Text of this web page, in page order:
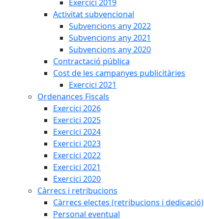
Exercici 2019
Activitat subvencional
Subvencions any 2022
Subvencions any 2021
Subvencions any 2020
Contractació pública
Cost de les campanyes publicitàries
Exercici 2021
Ordenances Fiscals
Exercici 2026
Exercici 2025
Exercici 2024
Exercici 2023
Exercici 2022
Exercici 2021
Exercici 2020
Càrrecs i retribucions
Càrrecs electes (retribucions i dedicació)
Personal eventual